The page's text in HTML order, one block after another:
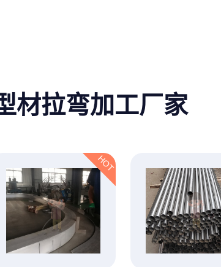
材拉弯加工厂家
HOT